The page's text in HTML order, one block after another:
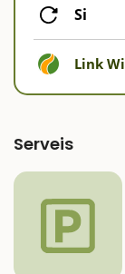
Si
Link
Serveis